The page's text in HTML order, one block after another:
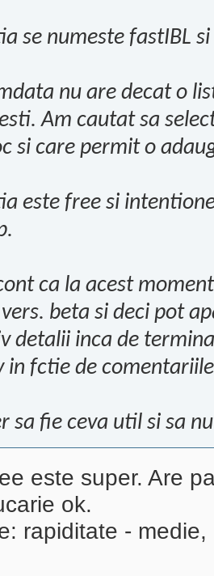
se numeste fastIBL
nu are decat o
Am cautat sa
si care permit o
este free si
ca la acest
beta si deci pot
detalii inca de
in fctie de
sa fie ceva util si sa
este super. Are
ok.
rapiditate -